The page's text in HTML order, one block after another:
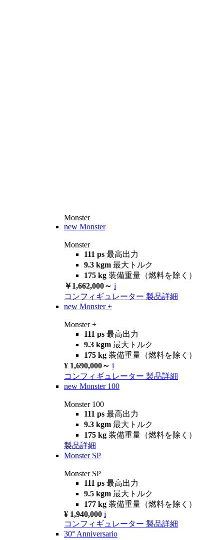
Monster
new Monster
Monster
111 ps 最高出力
9.3 kgm 最大トルク
175 kg 装備重量（燃料を除く）
￥1,662,000～ i
コンフィギュレーター 製品詳細
new Monster +
Monster +
111 ps 最高出力
9.3 kgm 最大トルク
175 kg 装備重量（燃料を除く）
¥ 1,690,000～ i
コンフィギュレーター 製品詳細
new Monster 100
Monster 100
111 ps 最高出力
9.3 kgm 最大トルク
175 kg 装備重量（燃料を除く）
製品詳細
Monster SP
Monster SP
111 ps 最高出力
9.5 kgm 最大トルク
177 kg 装備重量（燃料を除く）
¥ 1,940,000 i
コンフィギュレーター 製品詳細
30° Anniversario